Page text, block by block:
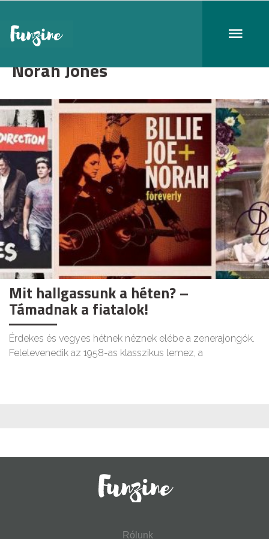
Norah Jones
Mit hallgassunk a héten? –
Támadnak a fiatalok!
Érdekes és vegyes hétnek néznek elébe a zenerajongók.
Felelevenedik az 1958-as klasszikus lemez, a
Rólunk